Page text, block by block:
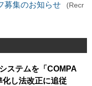
募集のお知らせ
(Recr
ステムを「COMPA
し法改正に追従